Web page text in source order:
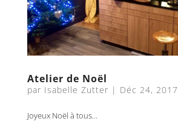
Atelier de Noël
par Isabelle Zutter | Déc 24, 2017
Joyeux Noël à tous...